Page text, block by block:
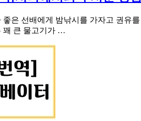
은 선배에게 밤낚시를 가자고 권유
꽤 큰 물고기가 …